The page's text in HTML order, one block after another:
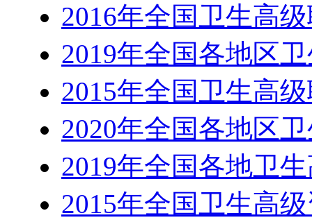
2016年全国卫生高
2019年全国各地区
2015年全国卫生高
2020年全国各地区
2019年全国各地卫
2015年全国卫生高